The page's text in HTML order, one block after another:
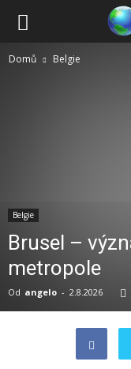
Domů Belgie
Belgie
Brusel –
metropole
Od angelo - 2.8.2026